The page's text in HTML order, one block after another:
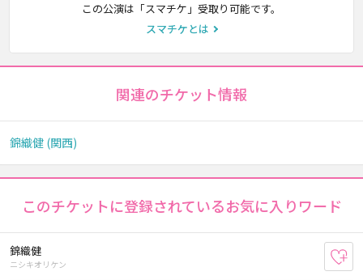
この公演は「スマチケ」受取り可能です。
スマチケとは
関連のチケット情報
錦織健 (関西)
このチケットに登録されているお気に入りワード
錦織健
ニシキオリケン